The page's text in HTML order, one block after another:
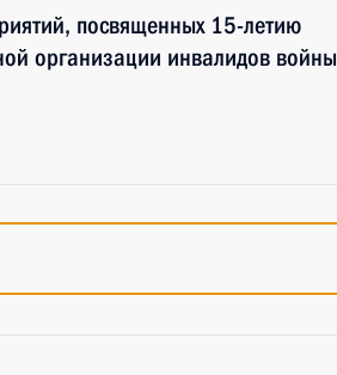
посвященных 15-летию
организации инвалидов войны